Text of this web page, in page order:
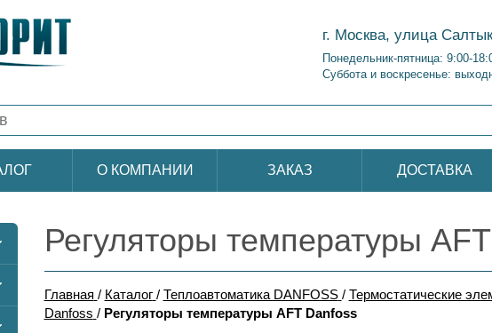
г. Москва, улица
Понедельник-пятница: 9:00-
Суббота и воскресенье:
О КОМПАНИИ ЗАКАЗ ДОСТАВКА
Регуляторы температуры
Главная / Каталог / Теплоавтоматика DANFOSS / Термостатические
Danfoss / Регуляторы температуры AFT Danfoss